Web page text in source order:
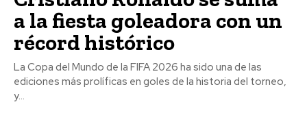
a la fiesta goleadora con un
récord histórico
La Copa del Mundo de la FIFA 2026 ha sido una de las
ediciones más prolíficas en goles de la historia del torneo,
y...